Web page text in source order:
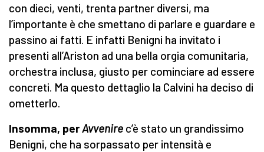
con dieci, venti, trenta partner diversi, ma
l’importante è che smettano di parlare e guardare e
passino ai fatti. E infatti Benigni ha invitato i
presenti all’Ariston ad una bella orgia comunitaria,
orchestra inclusa, giusto per cominciare ad essere
concreti. Ma questo dettaglio la Calvini ha deciso di
ometterlo.
Insomma, perAvvenire c’è stato un grandissimo
Benigni, che ha sorpassato per intensità e